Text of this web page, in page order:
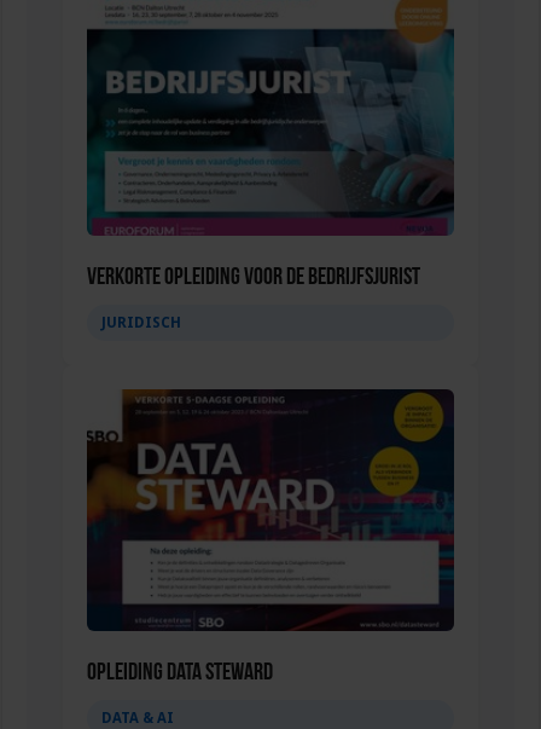
Verkorte opleiding voor de Bedrijfsjurist
JURIDISCH
Opleiding Data Steward
DATA & AI